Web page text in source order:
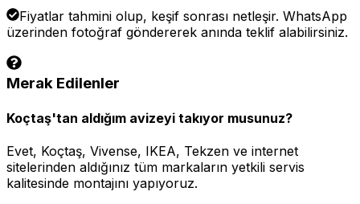
Fiyatlar tahmini olup, keşif sonrası netleşir. WhatsApp
üzerinden fotoğraf göndererek anında teklif alabilirsiniz.
Merak Edilenler
Koçtaş'tan aldığım avizeyi takıyor musunuz?
Evet, Koçtaş, Vivense, IKEA, Tekzen ve internet
sitelerinden aldığınız tüm markaların yetkili servis
kalitesinde montajını yapıyoruz.